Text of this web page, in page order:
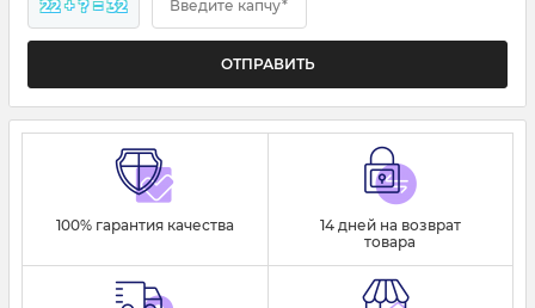
22 + ? = 32 Введите капчу*
100% гарантия качества
14 дней на возврат
товара